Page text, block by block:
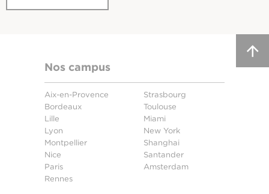
Nos campus
Aix-en-Provence
Bordeaux
Lille
Lyon
Montpellier
Nice
Paris
Rennes
Strasbourg
Toulouse
Miami
New York
Shanghai
Santander
Amsterdam